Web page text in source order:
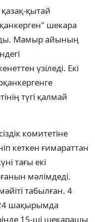
қытай
шекара
Мамыр айының
үзіледі. Екі
түгі қалмай
комитетіне
кеткен ғимараттан
тағы екі
мәлімдеді.
табылған. 4
шақырымда
15-ші шекарашы